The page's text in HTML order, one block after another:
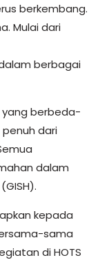
berkembang.
Mulai dari
berbagai
berbeda-
dari
dalam
kepada
sama
di HOTS